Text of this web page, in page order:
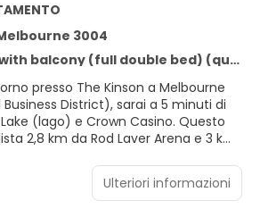
3004
Double Studio with balcony (full double bed) (queen size bed)
presso The Kinson a Melbourne
District), sarai a 5 minuti di
(lago) e Crown Casino. Questo
2,8 km da Rod Laver Arena e 3 km
ha 19 piani in 1 edificio e tra i
in sedia a rotelle. Per le attività
Ulteriori informazioni